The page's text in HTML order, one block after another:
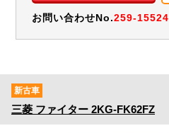
お問い合わせNo.259-15524
新古車
三菱 ファイター 2KG-FK62FZ